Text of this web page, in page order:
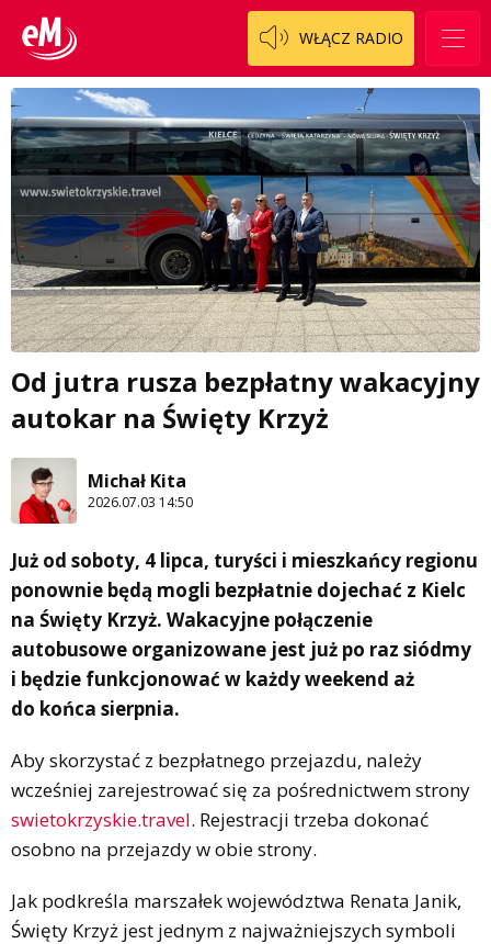
WŁĄCZ RADIO
Od jutra rusza bezpłatny wakacyjny
autokar na Święty Krzyż
Michał Kita
2026.07.03 14:50
Już od soboty, 4 lipca, turyści i mieszkańcy regionu
ponownie będą mogli bezpłatnie dojechać z Kielc
na Święty Krzyż. Wakacyjne połączenie
autobusowe organizowane jest już po raz siódmy
i będzie funkcjonować w każdy weekend aż
do końca sierpnia.
Aby skorzystać z bezpłatnego przejazdu, należy
wcześniej zarejestrować się za pośrednictwem strony
swietokrzyskie.travel. Rejestracji trzeba dokonać
osobno na przejazdy w obie strony.
Jak podkreśla marszałek województwa Renata Janik,
Święty Krzyż jest jednym z najważniejszych symboli